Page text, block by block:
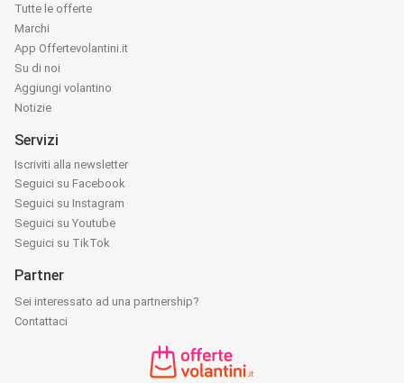
Tutte le offerte
Marchi
App Offertevolantini.it
Su di noi
Aggiungi volantino
Notizie
Servizi
Iscriviti alla newsletter
Seguici su Facebook
Seguici su Instagram
Seguici su Youtube
Seguici su TikTok
Partner
Sei interessato ad una partnership?
Contattaci